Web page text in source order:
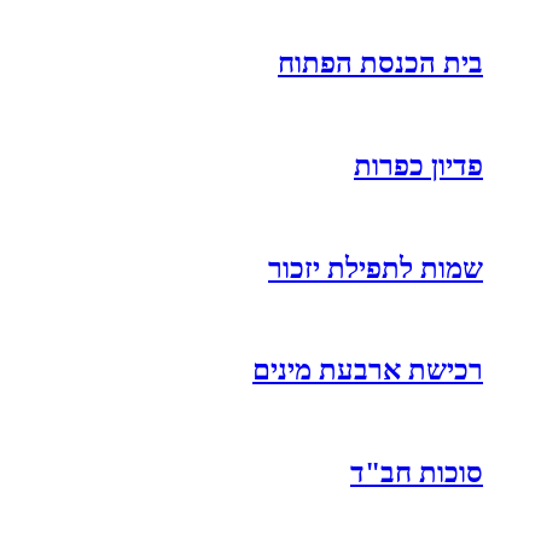
בית הכנסת הפתוח
פדיון כפרות
שמות לתפילת יזכור
רכישת ארבעת מינים
סוכות חב"ד